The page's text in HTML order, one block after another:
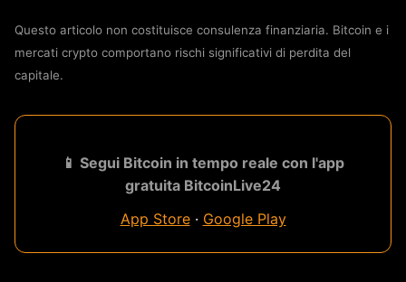
Questo articolo non costituisce consulenza finanziaria. Bitcoin e i
mercati crypto comportano rischi significativi di perdita del
capitale.
📱 Segui Bitcoin in tempo reale con l'app
gratuita BitcoinLive24
App Store· Google Play